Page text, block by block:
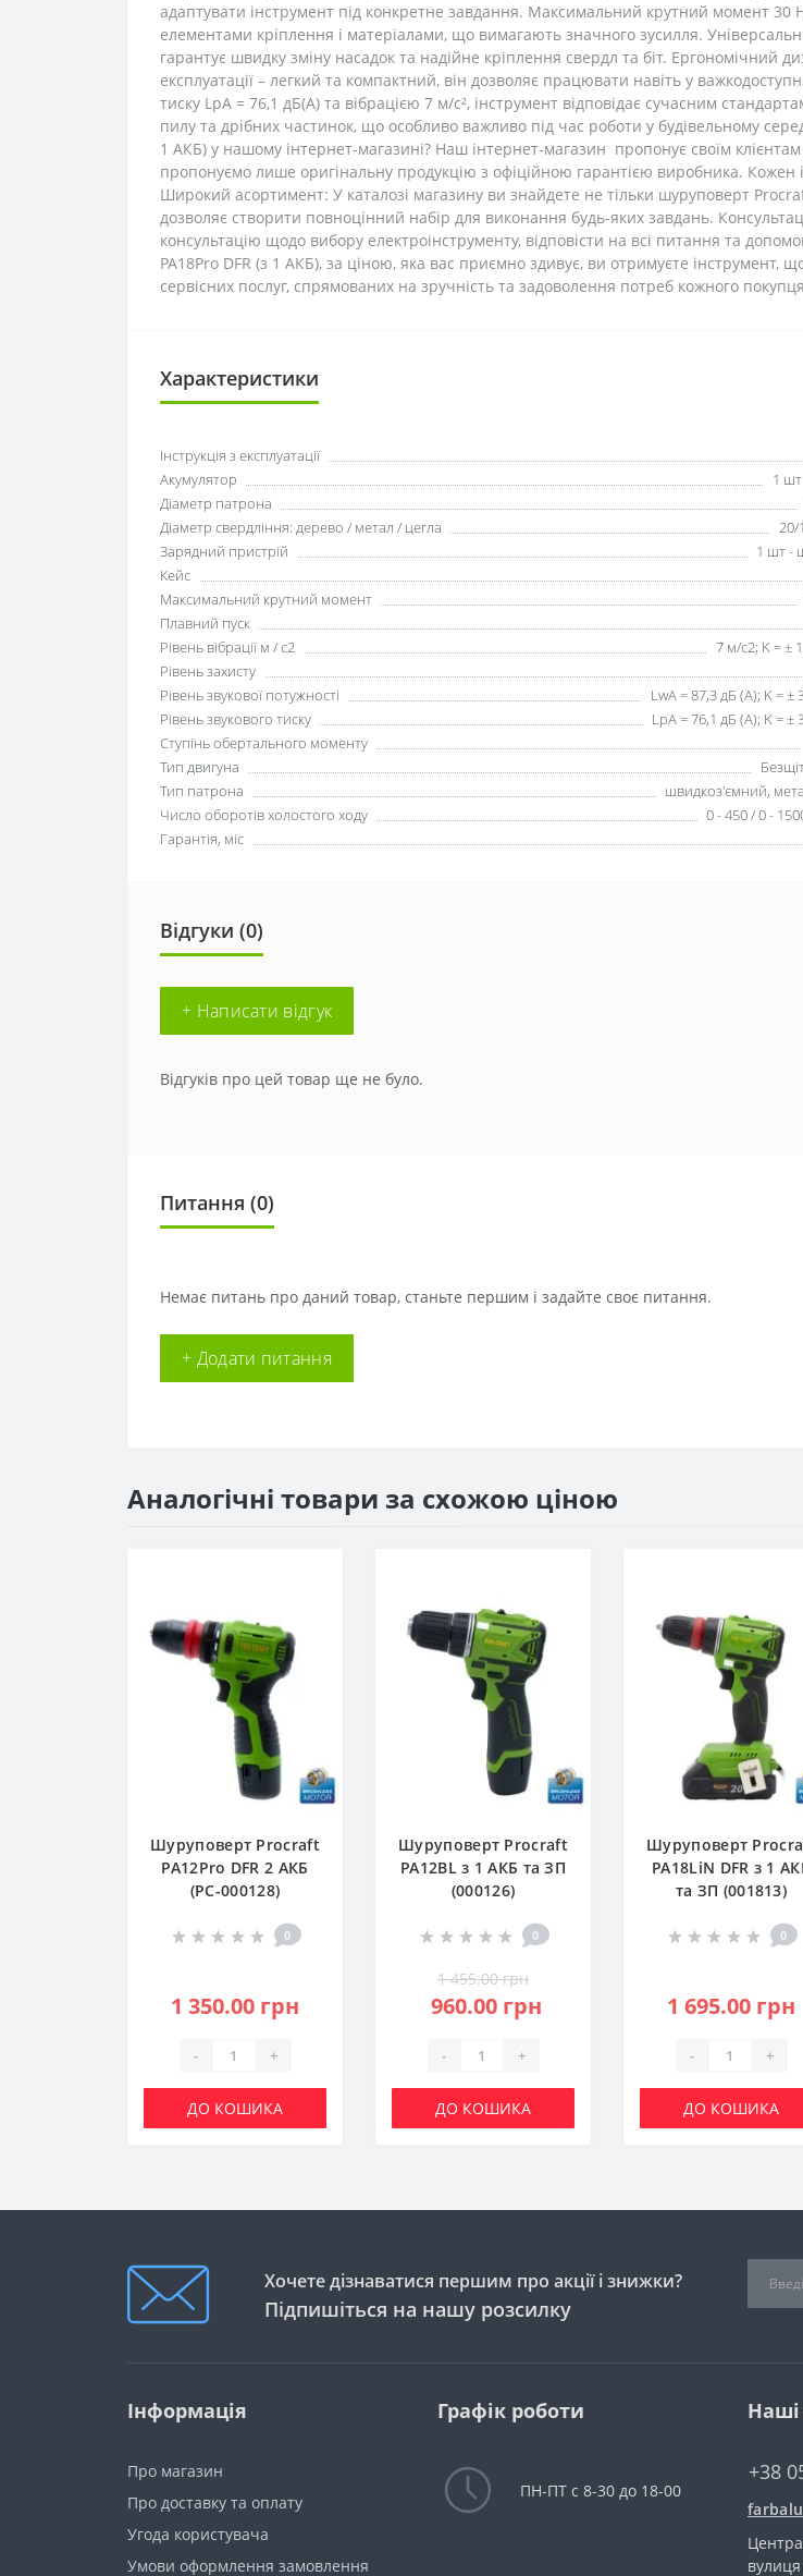
адаптувати інструмент під конкретне завдання. Максимальний крутний момент 30
елементами кріплення і матеріалами, що вимагають значного зусилля.
гарантує швидку зміну насадок та надійне кріплення свердл та біт. Ергономічний
експлуатації – легкий та компактний, він дозволяє працювати навіть у
тиску LpA = 76,1 дБ(А) та вібрацією 7 м/с², інструмент відповідає сучасним
пилу та дрібних частинок, що особливо важливо під час роботи у будівельному
1 АКБ) у нашому інтернет-магазині? Наш інтернет-магазин пропонує своїм
пропонуємо лише оригінальну продукцію з офіційною гарантією виробника.
Широкий асортимент: У каталозі магазину ви знайдете не тільки шуруповерт
дозволяє створити повноцінний набір для виконання будь-яких завдань.
консультацію щодо вибору електроінструменту, відповісти на всі питання та
PA18Pro DFR (з 1 АКБ), за ціною, яка вас приємно здивує, ви отримуєте інструмент,
сервісних послуг, спрямованих на зручність та задоволення потреб кожного
Характеристики
Інструкція з експлуатації
Акумулятор
1
Діаметр патрона
Діаметр свердління: дерево / метал / цегла
20/
Зарядний пристрій
1 шт -
Кейс
Максимальний крутний момент
Плавний пуск
Рівень вібрації м / с2
7 м/с2; K = ±
Рівень захисту
Рівень звукової потужності
LwA = 87,3 дБ (А); K = ±
Рівень звукового тиску
LpA = 76,1 дБ (А); K = ±
Ступінь обертального моменту
Тип двигуна
Тип патрона
швидкоз'ємний,
Число оборотів холостого ходу
0 - 450 / 0 -
Гарантія, міс
Відгуки (0)
+ Написати відгук
Відгуків про цей товар ще не було.
Питання (0)
Немає питань про даний товар, станьте першим і задайте своє питання.
+ Додати питання
Аналогічні товари за схожою ціною
Шуруповерт Procraft
PA12Pro DFR 2 АКБ
(PC-000128)
0
1 350.00 грн
- +
ДО КОШИКА
Шуруповерт Procraft
PA12BL з 1 АКБ та ЗП
(000126)
0
1 455.00 грн
960.00 грн
- +
ДО КОШИКА
Шуруповерт
PA18LiN DFR з 1
та ЗП (001813)
0
1 695.00 грн
- +
ДО КОШИКА
Хочете дізнаватися першим про акції і знижки?
Підпишіться на нашу розсилку
Інформація
Про магазин
Про доставку та оплату
Угода користувача
Умови оформлення замовлення
Графік роботи
ПН-ПТ с 8-30 до 18-00
Наші
+38